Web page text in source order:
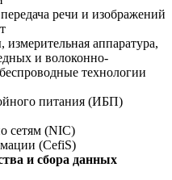
речи и изображений
измерительная аппаратура,
и волоконно-
технологии
питания (ИБП)
сетям (NIC)
(CefiS)
и сбора данных